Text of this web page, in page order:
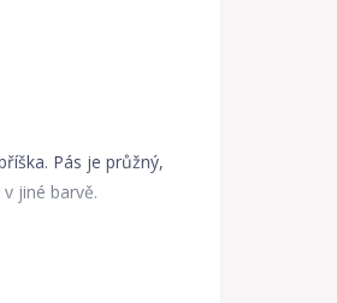
Pás je průžný,
jiné barvě.